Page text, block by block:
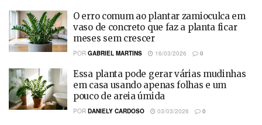
O erro comum ao plantar zamioculca em
vaso de concreto que faz a planta ficar
meses sem crescer
POR GABRIEL MARTINS 16/03/2026 0
Essa planta pode gerar várias mudinhas
em casa usando apenas folhas e um
pouco de areia úmida
POR DANIELY CARDOSO 03/03/2026 0